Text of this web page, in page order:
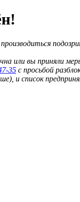
или вы приняли
35 с просьбой
и список